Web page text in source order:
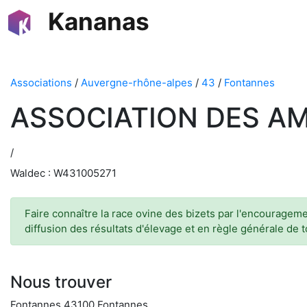
Kananas
Associations / Auvergne-rhône-alpes / 43 / Fontannes
ASSOCIATION DES
/
Waldec : W431005271
Faire connaître la race ovine des bizets par
diffusion des résultats d'élevage et en règle générale de
Nous trouver